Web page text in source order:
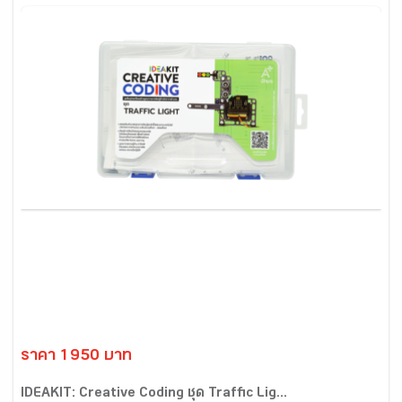
ราคา 1950 บาท
IDEAKIT: Creative Coding ชุด Traffic Lig...